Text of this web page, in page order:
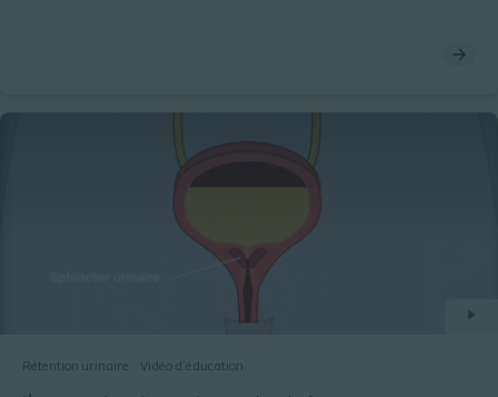
Rétention urinaire Vidéo d'éducation